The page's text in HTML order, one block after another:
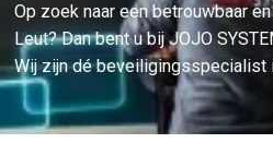
Op zoek naar een betrouwbaar
Leut? Dan bent u bij JOJO
Wij zijn dé beveiligingsspecialist